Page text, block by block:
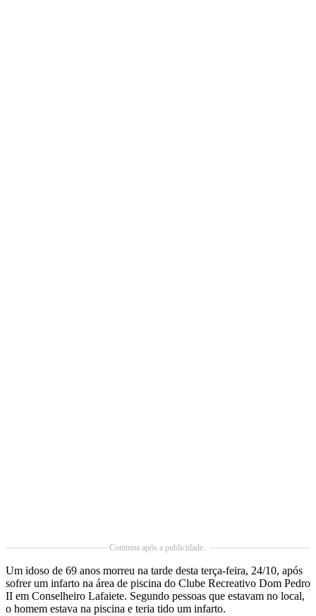
Continua após a publicidade..
Um idoso de 69 anos morreu na tarde desta terça-feira, 24/10, após
sofrer um infarto na área de piscina do Clube Recreativo Dom Pedro
II em Conselheiro Lafaiete. Segundo pessoas que estavam no local,
o homem estava na piscina e teria tido um infarto.